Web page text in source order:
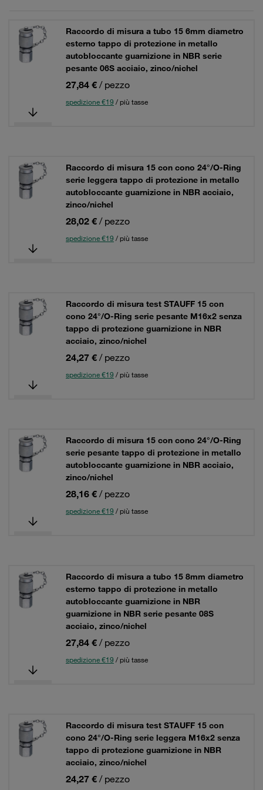
Raccordo di misura a tubo 15 6mm diametro
esterno tappo di protezione in metallo
autobloccante guarnizione in NBR serie
pesante 06S acciaio, zinco/nichel
27,84 € / pezzo
spedizione €19 / più tasse
Raccordo di misura 15 con cono 24°/O-Ring
serie leggera tappo di protezione in metallo
autobloccante guarnizione in NBR acciaio,
zinco/nichel
28,02 € / pezzo
spedizione €19 / più tasse
Raccordo di misura test STAUFF 15 con
cono 24°/O-Ring serie pesante M16x2 senza
tappo di protezione guarnizione in NBR
acciaio, zinco/nichel
24,27 € / pezzo
spedizione €19 / più tasse
Raccordo di misura 15 con cono 24°/O-Ring
serie pesante tappo di protezione in metallo
autobloccante guarnizione in NBR acciaio,
zinco/nichel
28,16 € / pezzo
spedizione €19 / più tasse
Raccordo di misura a tubo 15 8mm diametro
esterno tappo di protezione in metallo
autobloccante guarnizione in NBR
guarnizione in NBR serie pesante 08S
acciaio, zinco/nichel
27,84 € / pezzo
spedizione €19 / più tasse
Raccordo di misura test STAUFF 15 con
cono 24°/O-Ring serie leggera M16x2 senza
tappo di protezione guarnizione in NBR
acciaio, zinco/nichel
24,27 € / pezzo